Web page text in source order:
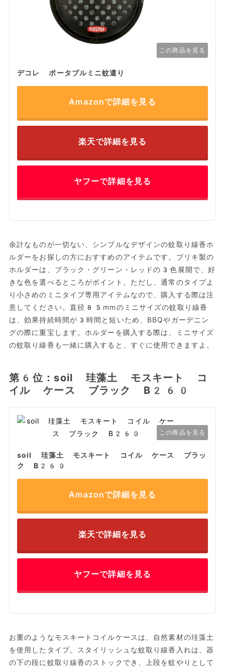
この商品を見る
デコレ ポータブルミニ蚊遣り
Amazonで詳細を見る
楽天で詳細を見る
ヤフーで詳細を見る
余計なものが一切ない、シンプルなデザインの蚊取り線香ホ
ルダーをお探しの方におすすめのアイテムです。ブリキ製の
ホルダーは、ブラック・グリーン・レッドの3色展開で、好
きな色を選べるところがポイント。ただし、通常のタイプよ
り小さめのミニタイプ専用アイテムなので、購入する際は注
意してください。直径85mmのミニサイズの蚊取り線香
は、効果持続時間が3時間と短いため、BBQやガーデニン
グの際に重宝します。ホルダーを購入する際は、ミニサイズ
の蚊取り線香も一緒に購入すると、すぐに使用できますよ。
第6位：soil 珪藻土 モスキート コ
イル ケース ブラック B260
この商品を見る
soil 珪藻土 モスキート コイル ケース ブラッ
ク B260
Amazonで詳細を見る
楽天で詳細を見る
ヤフーで詳細を見る
お重のようなモスキートコイルケースは、自然素材の珪藻土
を使用したタイプ。スタイリッシュな蚊取り線香入れは、器
の下の段に蚊取り線香のストックでき、上段を蚊やりとして